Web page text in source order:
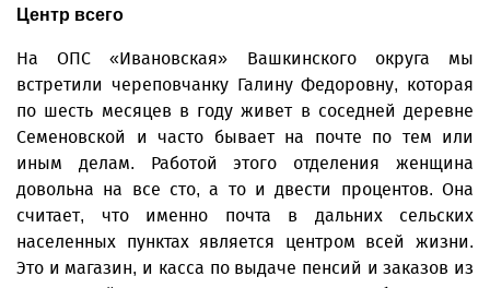
Центр всего
На ОПС «Ивановская» Вашкинского округа мы
встретили череповчанку Галину Федоровну, которая
по шесть месяцев в году живет в соседней деревне
Семеновской и часто бывает на почте по тем или
иным делам. Работой этого отделения женщина
довольна на все сто, а то и двести процентов. Она
считает, что именно почта в дальних сельских
населенных пунктах является центром всей жизни.
Это и магазин, и касса по выдаче пенсий и заказов из